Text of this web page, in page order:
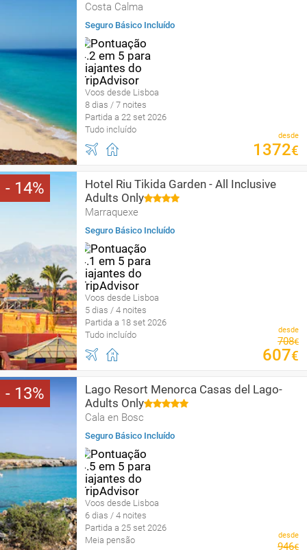
Costa Calma
Seguro Básico Incluído
Voos desde Lisboa
8 dias / 7 noites
Partida a 22 set 2026
Tudo incluído
desde
1372€
14
Hotel Riu Tikida Garden - All Inclusive
Adults Only
Marraquexe
Seguro Básico Incluído
Voos desde Lisboa
5 dias / 4 noites
Partida a 18 set 2026
Tudo incluído
desde
708€
607€
13
Lago Resort Menorca Casas del Lago-
Adults Only
Cala en Bosc
Seguro Básico Incluído
Voos desde Lisboa
6 dias / 4 noites
Partida a 25 set 2026
Meia pensão
desde
946€